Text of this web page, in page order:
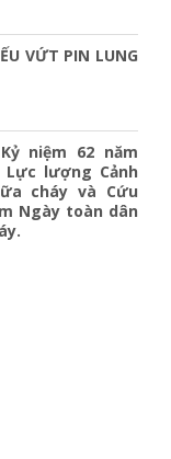
VỨT PIN LUNG
niệm 62 năm
lượng Cảnh
cháy và Cứu
Ngày toàn dân